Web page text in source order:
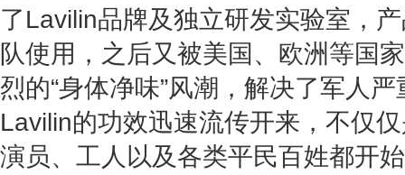
了Lavilin品牌及独立研发实验室，
队使用，之后又被美国、欧洲等国
烈的“身体净味”风潮，解决了军人
Lavilin的功效迅速流传开来，不仅
演员、工人以及各类平民百姓都开